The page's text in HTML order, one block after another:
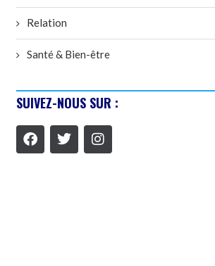
Relation
Santé & Bien-être
SUIVEZ-NOUS SUR :